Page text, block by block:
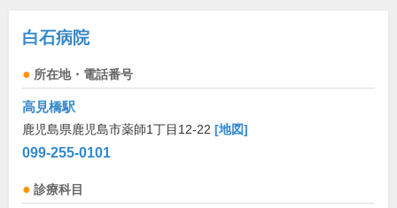
白石病院
所在地・電話番号
高見橋駅
鹿児島県鹿児島市薬師1丁目12-22 [地図]
099-255-0101
診療科目